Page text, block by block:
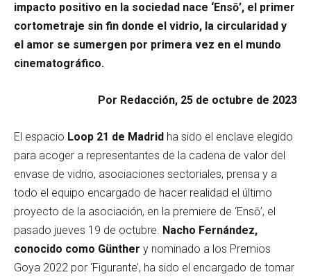
impacto positivo en la sociedad nace ‘Ensō’, el primer
cortometraje sin fin donde el vidrio, la circularidad y
el amor se sumergen por primera vez en el mundo
cinematográfico.
Por Redacción, 25 de octubre de 2023
El espacio Loop 21 de Madrid ha sido el enclave elegido
para acoger a representantes de la cadena de valor del
envase de vidrio, asociaciones sectoriales, prensa y a
todo el equipo encargado de hacer realidad el último
proyecto de la asociación, en la premiere de ‘Ensō’, el
pasado jueves 19 de octubre. Nacho Fernández,
conocido como Günther y nominado a los Premios
Goya 2022 por ‘Figurante’, ha sido el encargado de tomar